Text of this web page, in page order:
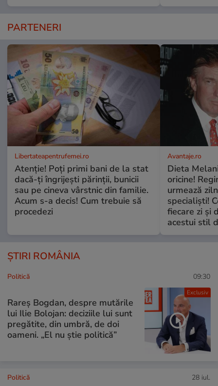
PARTENERI
Libertateapentrufemei.ro
Atenție! Poți primi bani de la stat
dacă-ți îngrijești părinții, bunicii
sau pe cineva vârstnic din familie.
Acum s-a decis! Cum trebuie să
procedezi
Avantaje.ro
Dieta
oricine!
urmează
specialiști!
fiecare zi și
acestui stil
ȘTIRI ROMÂNIA
Exclusiv
Politică 09:30
Rareș Bogdan, despre mutările
lui Ilie Bolojan: deciziile lui sunt
pregătite, din umbră, de doi
oameni. „El nu știe politică”
Politică 28 iul.